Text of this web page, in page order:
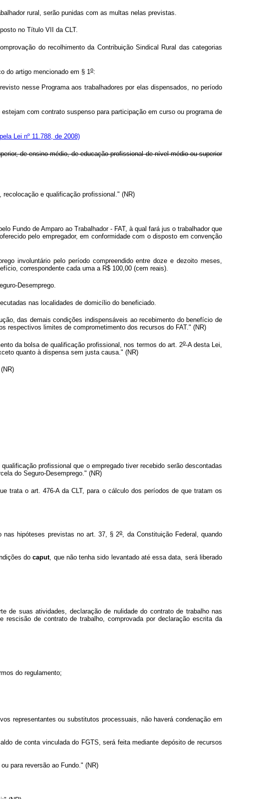
rural, serão punidas com as multas nelas previstas.
no Título VII da CLT.
do recolhimento da Contribuição Sindical Rural das categorias
do artigo mencionado em § 1 o:
nesse Programa aos trabalhadores por elas dispensados, no período
com contrato suspenso para participação em curso ou programa de
Lei nº 11.788, de 2008)
de ensino médio, de educação profissional de nível médio ou superior
e qualificação profissional." (NR)
Fundo de Amparo ao Trabalhador - FAT, à qual fará jus o trabalhador que
pelo empregador, em conformidade com o disposto em convenção
involuntário pelo período compreendido entre doze e dezoito meses,
correspondente cada uma a R$ 100,00 (cem reais).
Desemprego.
nas localidades de domicílio do beneficiado.
das demais condições indispensáveis ao recebimento do benefício de
respectivos limites de comprometimento dos recursos do FAT." (NR)
da bolsa de qualificação profissional, nos termos do art. 2o-A desta Lei,
quanto à dispensa sem justa causa." (NR)
profissional que o empregado tiver recebido serão descontadas
do Seguro-Desemprego." (NR)
trata o art. 476-A da CLT, para o cálculo dos períodos de que tratam os
nas hipóteses previstas no art. 37, § 2o, da Constituição Federal, quando
docaput, que não tenha sido levantado até essa data, será liberado
de suas atividades, declaração de nulidade do contrato de trabalho nas
de contrato de trabalho, comprovada por declaração escrita da
do regulamento;
representantes ou substitutos processuais, não haverá condenação em
de conta vinculada do FGTS, será feita mediante depósito de recursos
para reversão ao Fundo." (NR)